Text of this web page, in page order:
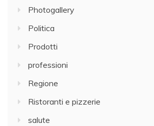
Photogallery
Politica
Prodotti
professioni
Regione
Ristoranti e pizzerie
salute